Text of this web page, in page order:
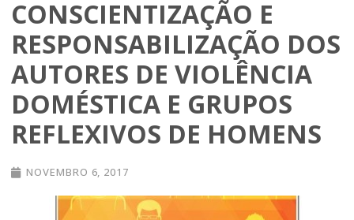
CONSCIENTIZAÇÃO E
RESPONSABILIZAÇÃO DOS
AUTORES DE VIOLÊNCIA
DOMÉSTICA E GRUPOS
REFLEXIVOS DE HOMENS
NOVEMBRO 6, 2017